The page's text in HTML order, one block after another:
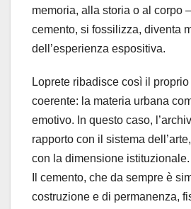
memoria, alla storia o al corpo
cemento, si fossilizza, diventa
dell’esperienza espositiva.
Loprete ribadisce così il
coerente: la materia urbana
emotivo. In questo caso,
rapporto con il sistema
con la dimensione istituzionale.
Il cemento, che da sempre è
costruzione e di permanenza,